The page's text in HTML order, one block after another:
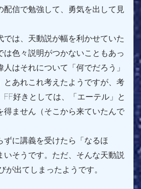
配信で勉強して、勇気を出して見
では、天動説が幅を利かせていた
は色々説明がつかないこともあっ
はそれについて「何でだろう」
とあれこれ考えたようですが、考
好きとしては、「エーテル」と
得ません（そこから来ていたんで
ずに講義を受けたら「なるほ
いそうです。ただ、そんな天動説
が出てしまったようです。